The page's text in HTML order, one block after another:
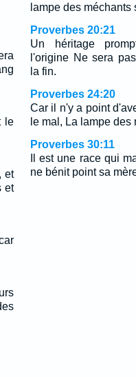
le
et
et
lampe des méchants
Proverbes 20:21
Un héritage
l'origine Ne sera
la fin.
Proverbes 24:20
Car il n'y a point
le mal, La lampe des
Proverbes 30:11
Il est une race qui
ne bénit point sa